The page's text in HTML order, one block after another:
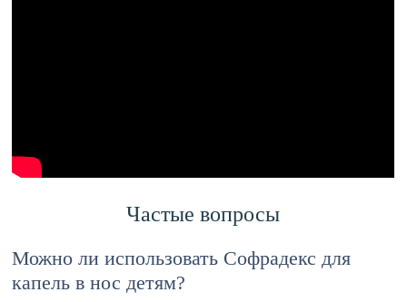
Частые вопросы
Можно ли использовать Софрадекс для
капель в нос детям?